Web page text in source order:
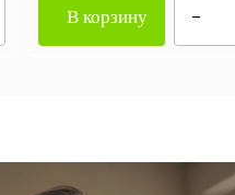
В корзину